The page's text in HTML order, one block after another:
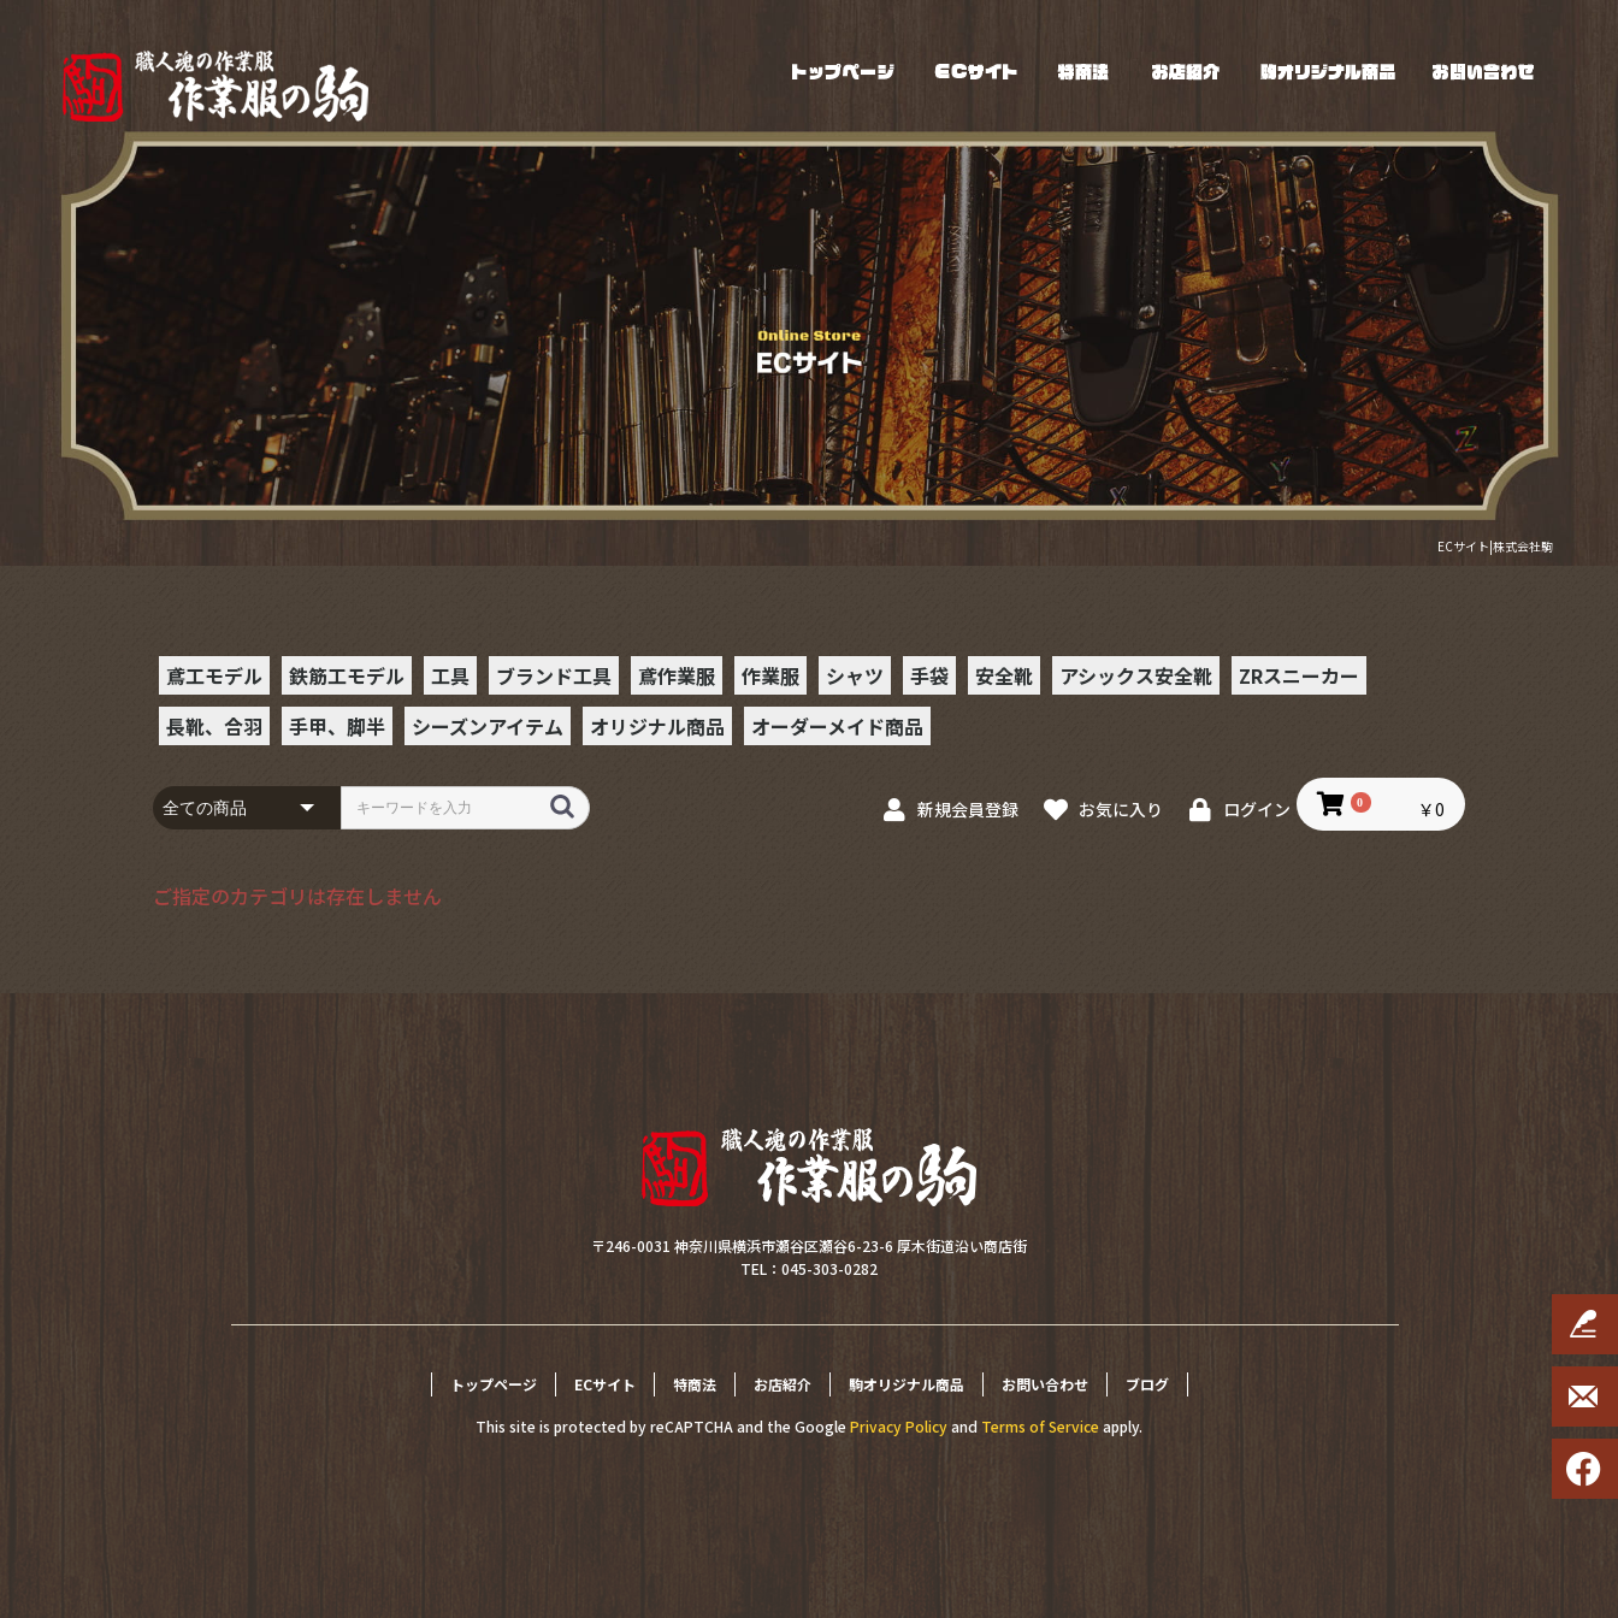
ECサイト|株式会社駒
鳶工モデル 鉄筋工モデル 工具
ラチェット
スケール
ハンマー
カラビナ
腰袋
ミニカッター
ビットソケット
レンチソケット
ビット・ビットホル
レベル
モンキーレンチ
ギアレンチ
めがねレンチ
ヨセポンチ
ペンマーカー
落下防止
D環
フルハーネス
ランヤード
サポーターベルト
セフホルダー
BXハッカー
ハッカーケース
SPHツールホルダー
インパクトフック
その他の工具
ブランド工具
SPHツールホルダー
BXハッカー
ハッカーケース
鳶作業服 作業服 シャツ
駒シャツ
駒シャツⅡ
手袋
革手袋
合皮手袋
ゴム手袋
安全靴 アシックス安全靴
ZRスニーカー
長靴、合羽
長靴
合羽
手甲、脚半
手甲
駒手甲
シーズンアイテム
空調服
防寒着
コンプレッション春
夏
コンプレッション秋
冬
オリジナル商品 オーダーメイド商品
新規会員登録 お気に入り ログイン 0 ￥0
ご指定のカテゴリは存在しません
トップページ ECサイト 特商法 お店紹介 駒オリジナル商品 お問い合わせ ブログ
This site is protected by reCAPTCHA and the Google Privacy Policyand Terms of Serviceapply.
〒246-0031 神奈川県横浜市瀬谷区瀬谷6-23-6 厚木街道沿い商店街
TEL：045-303-0282